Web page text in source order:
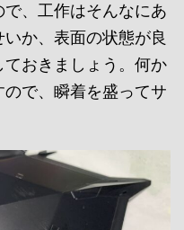
、工作はそんなにあ
か、表面の状態が良
ておきましょう。何か
で、瞬着を盛ってサ